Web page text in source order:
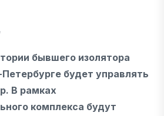
бывшего изолятора
будет управлять
В рамках
комплекса будут